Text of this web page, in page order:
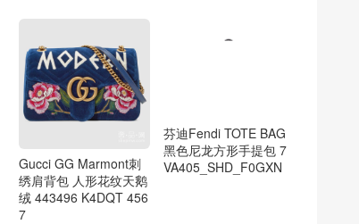
Gucci GG Marmont刺
绣肩背包 人形花纹天鹅
绒 443496 K4DQT 456
7
芬迪Fendi TOTE BAG
黑色尼龙方形手提包 7
VA405_SHD_F0GXN